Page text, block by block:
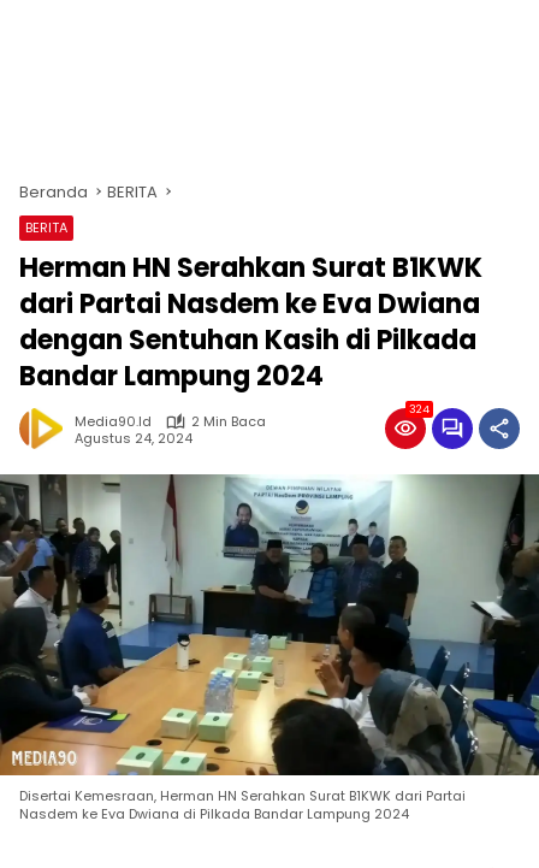
Beranda BERITA
BERITA
Herman HN Serahkan Surat B1KWK
dari Partai Nasdem ke Eva Dwiana
dengan Sentuhan Kasih di Pilkada
Bandar Lampung 2024
Media90.id
2 Min Baca
Agustus 24, 2024
324
Disertai Kemesraan, Herman HN Serahkan Surat B1KWK dari Partai
Nasdem ke Eva Dwiana di Pilkada Bandar Lampung 2024